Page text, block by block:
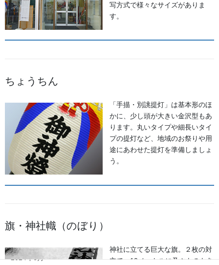
お知らせ
2026年5月
2026年2月
2025年7月
2025年6月
2024年6月
写方式で様々なサイズがありま
す。
ちょうちん
「手描・別誂提灯」は基本形のほ
かに、少し頭が大きい金沢型もあ
ります。丸いタイプや細長いタイ
プの提灯など、地域のお祭りや用
途にあわせた提灯を準備しましょ
う。
旗・神社幟（のぼり）
神社に立てる巨大な旗。２枚の対
立で、10メートルに及ぶものもあ